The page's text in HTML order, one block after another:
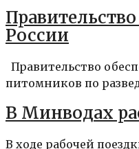
России
Правительство
питомников по
В Минводах
В ходе рабочей